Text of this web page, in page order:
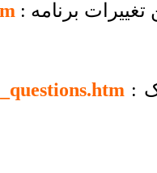
برنامه
: پرسش‌های بنیادی درباره‌ی مدیریت الکترونیک